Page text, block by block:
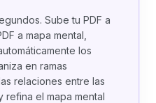
Sube tu PDF a
a mapa mental,
los
en ramas
relaciones entre las
refina el mapa mental